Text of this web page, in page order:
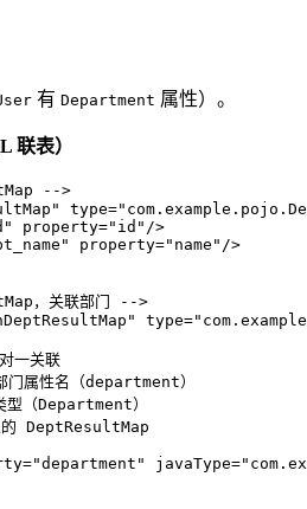
有 Department 属性）。
联表）
-->
type=
property="id" />
property="name" />
，关联部门 -->
type=
一关联
属性名（department）
（Department）
的 DeptResultMap
="department" javaType=